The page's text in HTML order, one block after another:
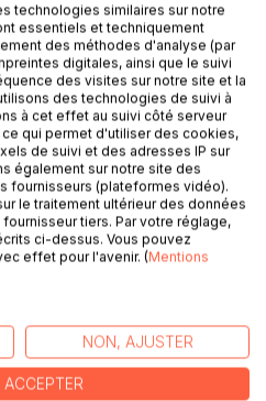
que cette Suisse..."
à rire. " Ah ! vaï, la Suisse...
! La Suisse, à l'heure qu'il
plus qu'un vaste Kursaal,
un casino panoramique, où
parties du monde et
siège à Genève et à
figurez-vous bien, pour
tout ce territoire, lacs,
entretenir un peuple
technologies similaires sur notre
essentiels et techniquement
des méthodes d'analyse (par
digitales, ainsi que le suivi
des visites sur notre site et la
des technologies de suivi à
à cet effet au suivi côté serveur
qui permet d'utiliser des cookies,
de suivi et des adresses IP sur
également sur notre site des
fournisseurs (plateformes vidéo).
le traitement ultérieur des données
tiers. Par votre réglage,
ci-dessus. Vous pouvez
effet pour l'avenir. (Mentions
NON, AJUSTER